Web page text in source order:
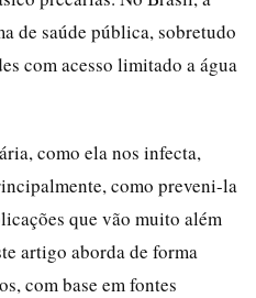
de saúde pública, sobretudo
com acesso limitado a água
como ela nos infecta,
como preveni-la
que vão muito além
artigo aborda de forma
com base em fontes